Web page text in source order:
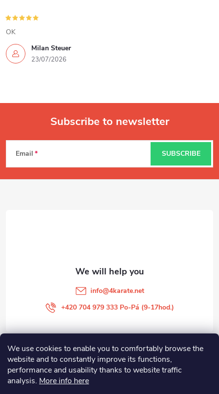
We use cookies to enable you to comfortably browse the
website and to constantly improve its functions,
performance and usability thanks to website traffic
analysis. More info here
Milan Steuer
23/07/2026
OK
F
o
Subscribe to newsletter
Email SUBSCRIBE
info@4karate.net
+420 704 979 333 Po-Pá (9-17hod.)
O NÁKUPU
Facebook